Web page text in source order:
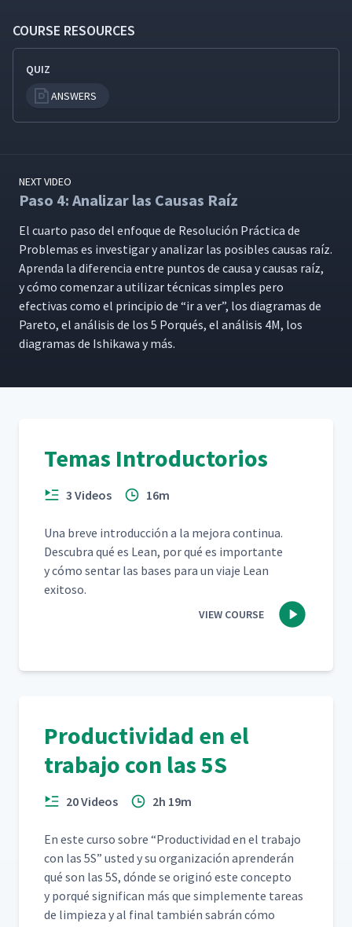
22 Guía de Acción: Resolución
Práctica de Problemas (PPS)
COURSE RESOURCES
QUIZ
ANSWERS
NEXT VIDEO
Paso 4: Analizar las Causas Raíz
El cuar­to paso del enfoque de Res­olu­ción Prác­ti­ca de
Prob­le­mas es inves­ti­gar y analizar las posi­bles causas raíz.
Apren­da la difer­en­cia entre pun­tos de causa y causas raíz,
y cómo comen­zar a uti­lizar téc­ni­cas sim­ples pero
efec­ti­vas como el prin­ci­pio de “ir a ver”, los dia­gra­mas de
Pare­to, el análi­sis de los 5 Porqués, el análi­sis 4M, los
dia­gra­mas de Ishikawa y más.
Temas Introductorios
3 Videos 16m
Una breve intro­duc­ción a la mejo­ra con­tin­ua.
Des­cubra qué es Lean, por qué es impor­tante
y cómo sen­tar las bases para un via­je Lean
exitoso.
VIEW COURSE
Productividad en el
trabajo con las 5S
20 Videos 2h 19m
En este cur­so sobre “Pro­duc­tivi­dad en el tra­ba­jo
con las 5S” ust­ed y su orga­ni­zación apren­derán
qué son las 5S, dónde se orig­inó este con­cep­to
y porqué sig­nif­i­can más que sim­ple­mente tar­eas
de limpieza y al final tam­bién sabrán cómo